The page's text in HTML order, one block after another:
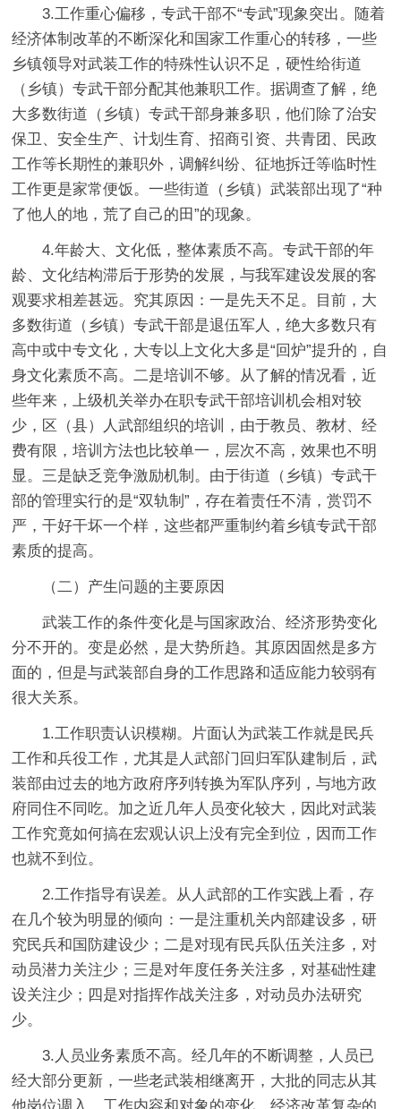
3.工作重心偏移，专武干部不“专武”现象突出。随着
经济体制改革的不断深化和国家工作重心的转移，一些
乡镇领导对武装工作的特殊性认识不足，硬性给街道
（乡镇）专武干部分配其他兼职工作。据调查了解，绝
大多数街道（乡镇）专武干部身兼多职，他们除了治安
保卫、安全生产、计划生育、招商引资、共青团、民政
工作等长期性的兼职外，调解纠纷、征地拆迁等临时性
工作更是家常便饭。一些街道（乡镇）武装部出现了“种
了他人的地，荒了自己的田”的现象。
4.年龄大、文化低，整体素质不高。专武干部的年
龄、文化结构滞后于形势的发展，与我军建设发展的客
观要求相差甚远。究其原因：一是先天不足。目前，大
多数街道（乡镇）专武干部是退伍军人，绝大多数只有
高中或中专文化，大专以上文化大多是“回炉”提升的，自
身文化素质不高。二是培训不够。从了解的情况看，近
些年来，上级机关举办在职专武干部培训机会相对较
少，区（县）人武部组织的培训，由于教员、教材、经
费有限，培训方法也比较单一，层次不高，效果也不明
显。三是缺乏竞争激励机制。由于街道（乡镇）专武干
部的管理实行的是“双轨制”，存在着责任不清，赏罚不
严，干好干坏一个样，这些都严重制约着乡镇专武干部
素质的提高。
（二）产生问题的主要原因
武装工作的条件变化是与国家政治、经济形势变化
分不开的。变是必然，是大势所趋。其原因固然是多方
面的，但是与武装部自身的工作思路和适应能力较弱有
很大关系。
1.工作职责认识模糊。
片面认为武装工作就是民兵
工作和兵役工作，尤其是人武部门回归军队建制后，武
装部由过去的地方政府序列转换为军队序列，与地方政
府同住不同吃。加之近几年人员变化较大，因此对武装
工作究竟如何搞在宏观认识上没有完全到位，因而工作
也就不到位。
2.工作指导有误差。 从人武部的工作实践上看，存
在几个较为明显的倾向：一是注重机关内部建设多，研
究民兵和国防建设少；二是对现有民兵队伍关注多，对
动员潜力关注少；三是对年度任务关注多，对基础性建
设关注少；四是对指挥作战关注多，对动员办法研究
少。
3.人员业务素质不高。经几年的不断调整，人员已
经大部分更新，一些老武装相继离开，大批的同志从其